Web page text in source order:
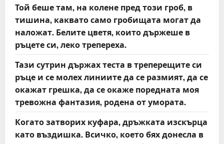
Той беше там, на колене пред този гроб, в
тишина, каквато само гробищата могат да
наложат. Белите цветя, които държеше в
ръцете си, леко трепереха.
Тази сутрин държах теста в треперещите си
ръце и се молех линиите да се размият, да се
окажат грешка, да се окаже поредната моя
тревожна фантазия, родена от умората.
Когато затворих куфара, дръжката изскърца
като въздишка. Всичко, което бях донесла в